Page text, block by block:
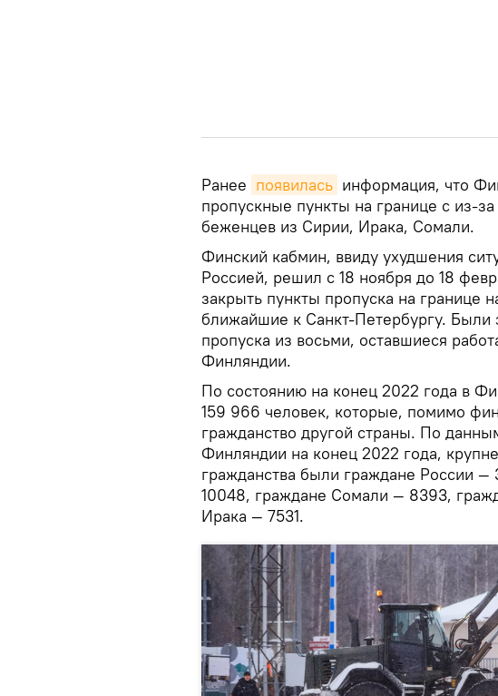
Ранее появилась информация, что
пропускные пункты на границе с из-
беженцев из Сирии, Ирака, Сомали.
Финский кабмин, ввиду ухудшения
Россией, решил с 18 ноября до 18
закрыть пункты пропуска на границе
ближайшие к Санкт-Петербургу. Были
пропуска из восьми, оставшиеся
Финляндии.
По состоянию на конец 2022 года в
159 966 человек, которые, помимо
гражданство другой страны. По
Финляндии на конец 2022 года,
гражданства были граждане России
10048, граждане Сомали — 8393,
Ирака — 7531.